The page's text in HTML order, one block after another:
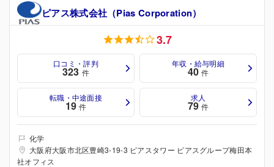
ピアス株式会社（Pias Corporation）
3.7
口コミ・評判
323 件
年収・給与明細
40 件
転職・中途面接
19 件
求人
79 件
化学
大阪府大阪市北区豊崎3-19-3 ピアスタワー ピアスグループ梅田本
社オフィス